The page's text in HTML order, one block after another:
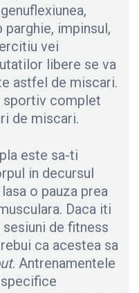
impinsul,
vei
libere se va
astfel de miscari.
sportiv complet
de miscari.
este sa-ti
in decursul
o pauza prea
Daca iti
de fitness
ca acestea sa
. Antrenamentele